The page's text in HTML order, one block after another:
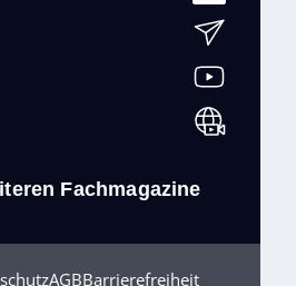
Fachmagazine
AGBBarrierefreiheit